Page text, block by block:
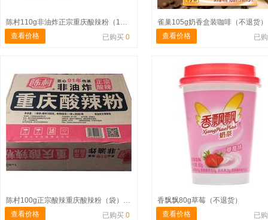
陈村110g非油炸正宗重庆酸辣粉（1件*12桶）不退货
查看价格
已购买 0
雀巢105g奶香盒装咖啡（不退货）
查看价格
已
陈村100g正宗酸辣重庆酸辣粉（袋）不退货
查看价格
已购买 0
香飘飘80g草莓（不退货）
查看价格
已